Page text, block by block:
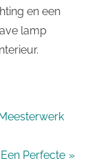
en een
lamp
Perfecte